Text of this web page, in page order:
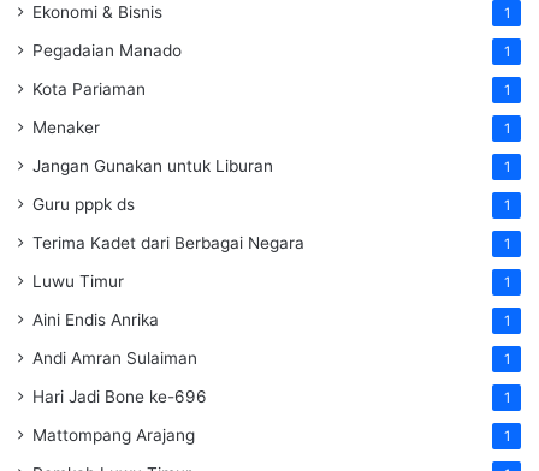
Ekonomi & Bisnis 1
Pegadaian Manado 1
Kota Pariaman 1
Menaker 1
Jangan Gunakan untuk Liburan 1
Guru pppk ds 1
Terima Kadet dari Berbagai Negara 1
Luwu Timur 1
Aini Endis Anrika 1
Andi Amran Sulaiman 1
Hari Jadi Bone ke-696 1
Mattompang Arajang 1